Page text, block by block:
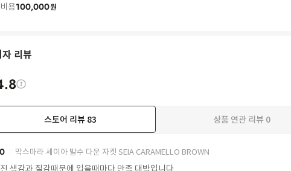
용100,000원
리뷰
스토어 리뷰 83 상품 연관 리뷰 0
막스마라 세이아 발수 다운 자켓 SEIA CARAMELLO BROWN
색감과 질감때문에 입을때마다 만족 대박입니다